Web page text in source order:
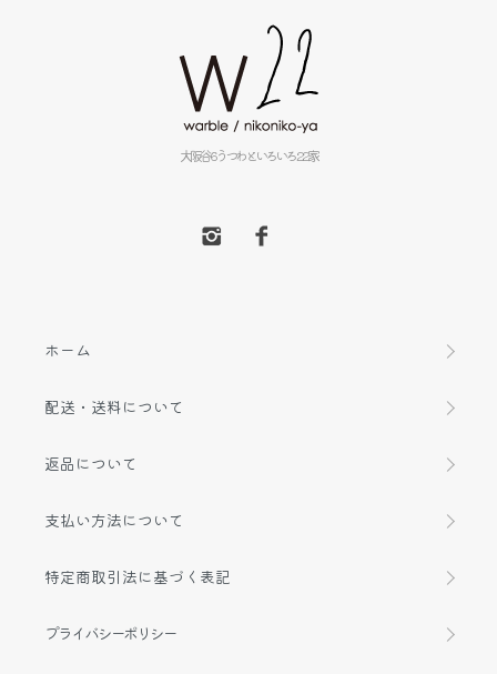
大阪谷6うつわといろいろ22家
ホーム
配送・送料について
返品について
支払い方法について
特定商取引法に基づく表記
プライバシーポリシー